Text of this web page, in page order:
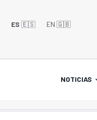
ES 🇪🇸 EN 🇬🇧󠁢󠁥󠁮󠁧󠁿
NOTICIAS